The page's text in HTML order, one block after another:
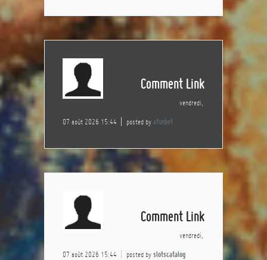
Comment Link
vendredi,
07 août 2026 15:44 posted by afunbet
Comment Link
vendredi,
07 août 2026 15:44 posted by slotscatalog